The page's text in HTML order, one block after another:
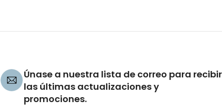
Únase a nuestra lista de correo para recibir
las últimas actualizaciones y
promociones.